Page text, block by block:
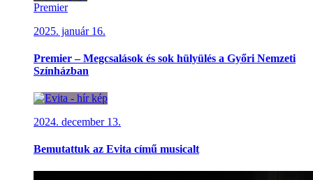
Premier
2025. január 16.
Premier – Megcsalások és sok hülyülés a Győri Nemzeti
Színházban
2024. december 13.
Bemutattuk az Evita című musicalt